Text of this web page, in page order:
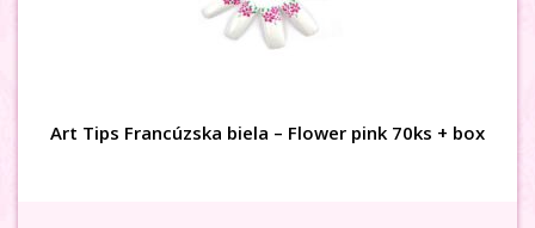
Art Tips Francúzska biela – Flower pink 70ks + box